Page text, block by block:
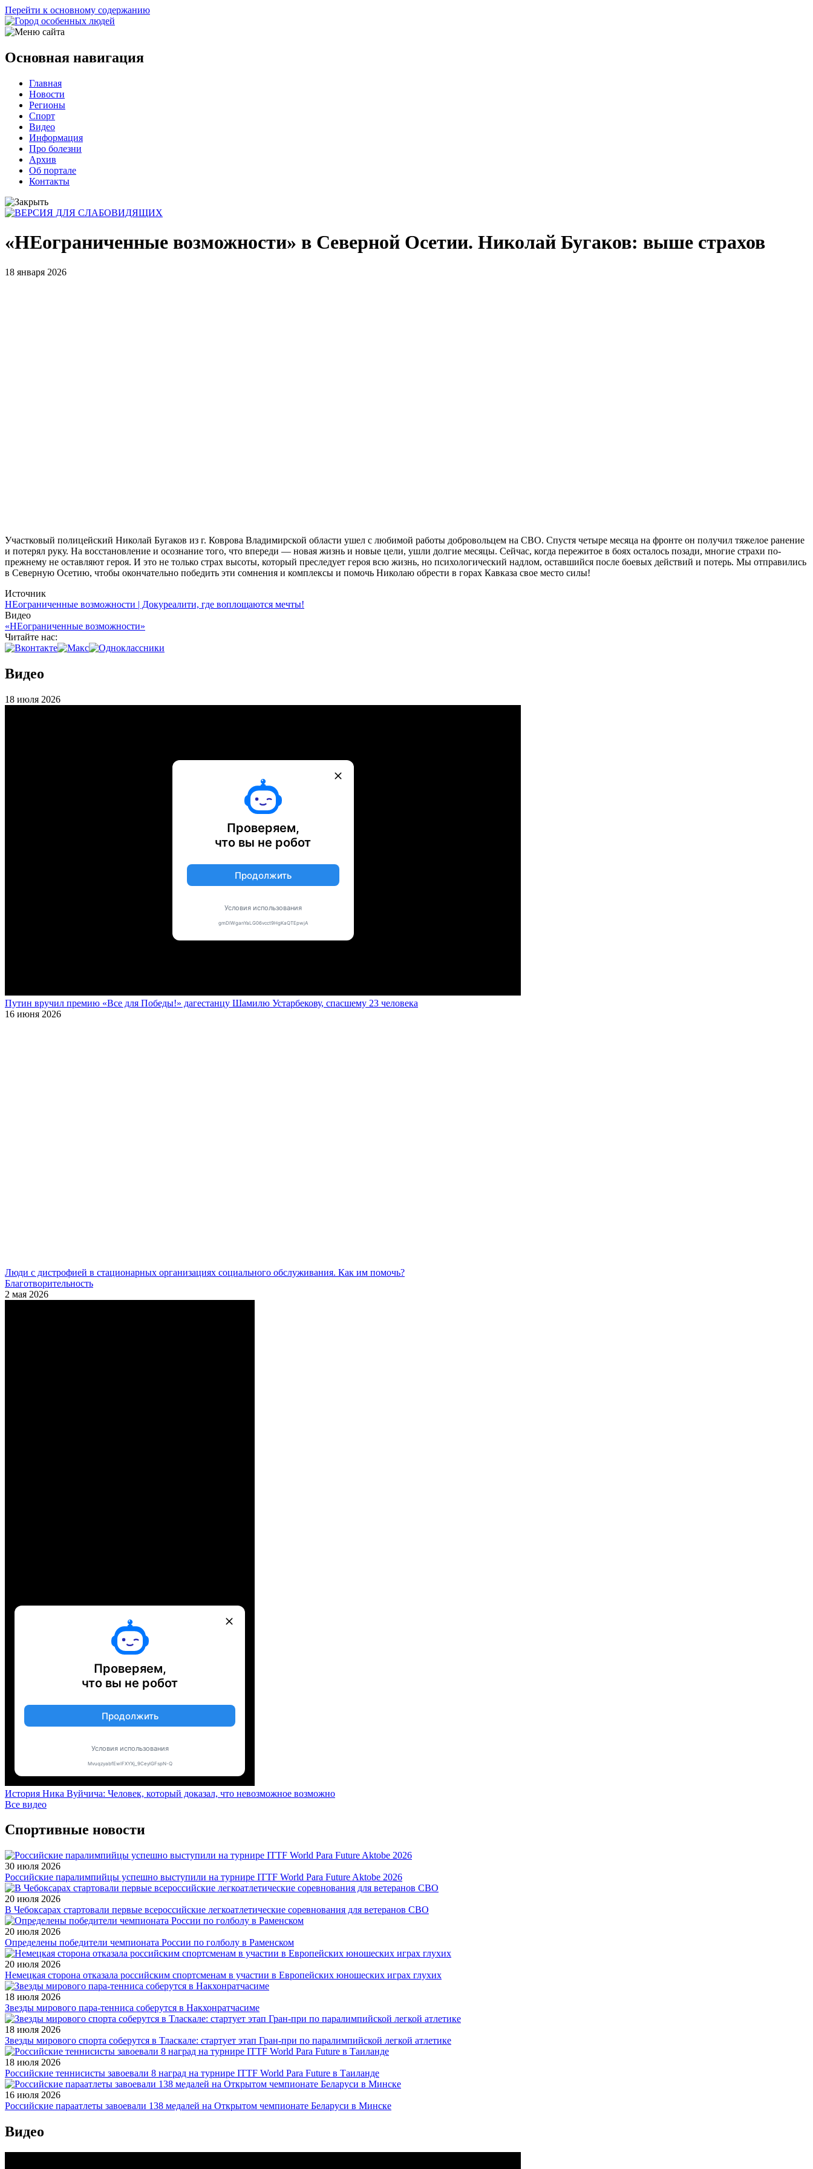
Перейти к основному содержанию
Основная навигация
Главная
Новости
Регионы
Спорт
Видео
Информация
Про болезни
Архив
Об портале
Контакты
«НЕограниченные возможности» в Северной Осетии. Николай Бугаков: выше страхов
18 января 2026
Участковый полицейский Николай Бугаков из г. Коврова Владимирской области ушел с любимой работы добровольцем на СВО. Спустя четыре месяца на фронте он получил тяжелое ранение
и потерял руку. На восстановление и осознание того, что впереди — новая жизнь и новые цели, ушли долгие месяцы. Сейчас, когда пережитое в боях осталось позади, многие страхи по-
прежнему не оставляют героя. И это не только страх высоты, который преследует героя всю жизнь, но психологический надлом, оставшийся после боевых действий и потерь. Мы отправились
в Северную Осетию, чтобы окончательно победить эти сомнения и комплексы и помочь Николаю обрести в горах Кавказа свое место силы!
Источник
НЕограниченные возможности | Докуреалити, где воплощаются мечты!
Видео
«НЕограниченные возможности»
Читайте нас:
Видео
18 июля 2026
Путин вручил премию «Все для Победы!» дагестанцу Шамилю Устарбекову, спасшему 23 человека
16 июня 2026
Люди с дистрофией в стационарных организациях социального обслуживания. Как им помочь?
Благотворительность
2 мая 2026
История Ника Вуйчича: Человек, который доказал, что невозможное возможно
Все видео
Спортивные новости
30 июля 2026
Российские паралимпийцы успешно выступили на турнире ITTF World Para Future Aktobe 2026
20 июля 2026
В Чебоксарах стартовали первые всероссийские легкоатлетические соревнования для ветеранов СВО
20 июля 2026
Определены победители чемпионата России по голболу в Раменском
20 июля 2026
Немецкая сторона отказала российским спортсменам в участии в Европейских юношеских играх глухих
18 июля 2026
Звезды мирового пара-тенниса соберутся в Накхонратчасиме
18 июля 2026
Звезды мирового спорта соберутся в Тласкале: стартует этап Гран-при по паралимпийской легкой атлетике
18 июля 2026
Российские теннисисты завоевали 8 наград на турнире ITTF World Para Future в Таиланде
16 июля 2026
Российские параатлеты завоевали 138 медалей на Открытом чемпионате Беларуси в Минске
Видео